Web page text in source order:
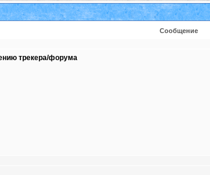
Сообщение
трекера/форума